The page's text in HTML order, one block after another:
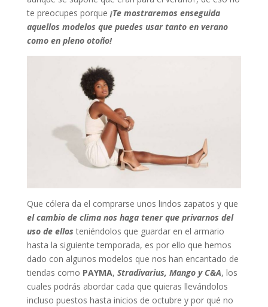
te preocupes porque ¡Te mostraremos enseguida
aquellos modelos que puedes usar tanto en verano
como en pleno otoño!
Que cólera da el comprarse unos lindos zapatos y que
el cambio de clima nos haga tener que privarnos del
uso de ellos teniéndolos que guardar en el armario
hasta la siguiente temporada, es por ello que hemos
dado con algunos modelos que nos han encantado de
tiendas como PAYMA, Stradivarius, Mango y C&A, los
cuales podrás abordar cada que quieras llevándolos
incluso puestos hasta inicios de octubre y por qué no